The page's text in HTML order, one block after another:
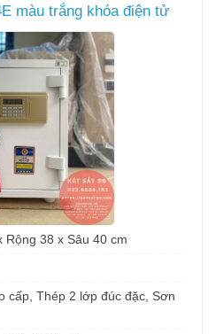
màu trắng khóa điện tử
Rộng 38 x Sâu 40 cm
cấp, Thép 2 lớp đúc đặc, Sơn